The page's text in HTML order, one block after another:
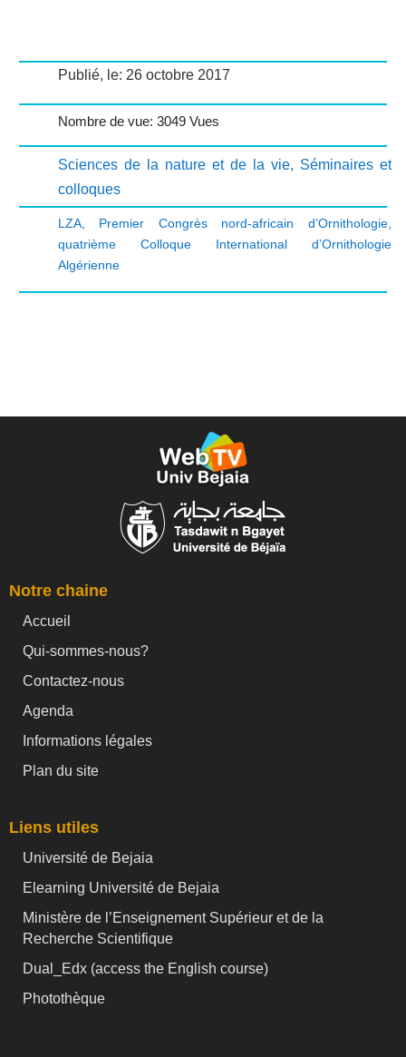
Publié, le: 26 octobre 2017
Nombre de vue: 3049 Vues
Sciences de la nature et de la vie, Séminaires et
colloques
LZA, Premier Congrès nord-africain d’Ornithologie,
quatrième Colloque International d’Ornithologie
Algérienne
Notre chaine
Accueil
Qui-sommes-nous?
Contactez-nous
Agenda
Informations légales
Plan du site
Liens utiles
Université de Bejaia
Elearning Université de Bejaia
Ministère de l’Enseignement Supérieur et de la
Recherche Scientifique
Dual_Edx (access the English course)
Photothèque